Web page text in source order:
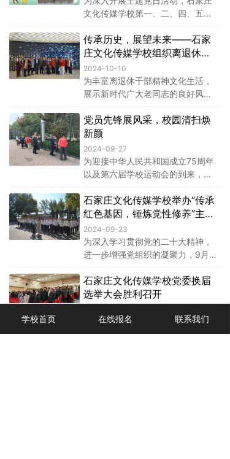
文化传媒学校第一、二、四、五、
党员参观了石家庄城市馆，并回顾
了首届人民代表大会相关历史，为
党员们带来了一场别开生面的思想
洗礼与知识盛宴。
传承历史，展望未来——石家
庄文化传媒学校组织离退休干
部开展重阳节活动
2024-10-10
为丰富离退休干部精神文化生活，
展示新时代广大老同志的良好风
际，石家庄文化传媒学校组织老干
部们参观了石家庄城市馆，登上了
正定古城，开启了一段意义非凡的
旅程。
党员先锋展风采，校园清扫焕
新颜
2024-09-27
为迎接中华人民共和国成立75周年
以及第六届学校运动会的到来，
化传媒学校全体党员开展校园清扫
志愿服务活动。
石家庄文化传媒学校举办“传承
红色基因，锤炼党性修养”主题
党日活动
2024-09-23
为深入学习贯彻党的二十大精神，
进一步增强党组织的凝聚力，9月
党员赴梅花惨案纪念馆开展“传承红
色基因，锤炼党性修养”主题党日活
动。
石家庄文化传媒学校党委换届
选举大会胜利召开
1月12日下午，经市委教育工委批
准，中共石家庄文化传媒学校委员
学校首页 在线报名 联系我们